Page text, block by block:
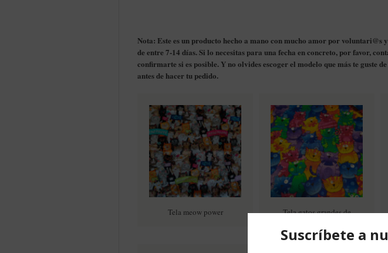
Nota: Este es un producto hecho a mano con mucho amor por voluntari@s
de entre 7-14 días. Si lo necesitas para una fecha en concreto, por favor,
confirmarte si es posible. Y no olvides escoger el modelo que más te guste
antes de hacer tu pedido.
Tela meow power
Tela gatos grandes de